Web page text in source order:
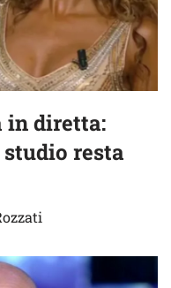
in diretta:
studio resta